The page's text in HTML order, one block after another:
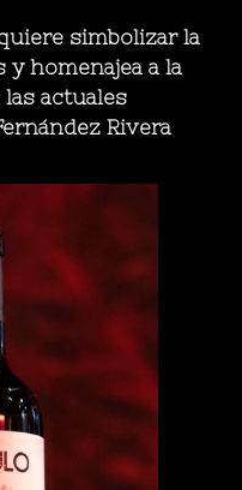
simbolizar la
homenajea a la
las actuales
Rivera